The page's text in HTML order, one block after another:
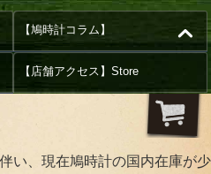
【鳩時計コラム】
【店舗アクセス】Store
い、現在鳩時計の国内在庫が少